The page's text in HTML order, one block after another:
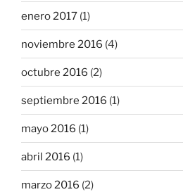
enero 2017 (1)
noviembre 2016 (4)
octubre 2016 (2)
septiembre 2016 (1)
mayo 2016 (1)
abril 2016 (1)
marzo 2016 (2)